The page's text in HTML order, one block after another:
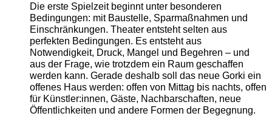
Die erste Spielzeit beginnt unter besonderen
Bedingungen: mit Baustelle, Sparmaßnahmen und
Einschränkungen. Theater entsteht selten aus
perfekten Bedingungen. Es entsteht aus
Notwendigkeit, Druck, Mangel und Begehren – und
aus der Frage, wie trotzdem ein Raum geschaffen
werden kann. Gerade deshalb soll das neue Gorki ein
offenes Haus werden: offen von Mittag bis nachts, offen
für Künstler:innen, Gäste, Nachbarschaften, neue
Öffentlichkeiten und andere Formen der Begegnung.